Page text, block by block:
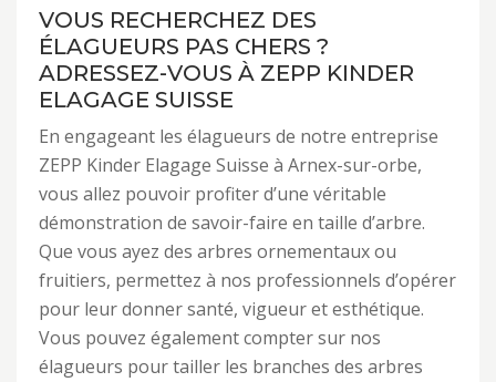
VOUS RECHERCHEZ DES
ÉLAGUEURS PAS CHERS ?
ADRESSEZ-VOUS À ZEPP KINDER
ELAGAGE SUISSE
En engageant les élagueurs de notre entreprise
ZEPP Kinder Elagage Suisse à Arnex-sur-orbe,
vous allez pouvoir profiter d’une véritable
démonstration de savoir-faire en taille d’arbre.
Que vous ayez des arbres ornementaux ou
fruitiers, permettez à nos professionnels d’opérer
pour leur donner santé, vigueur et esthétique.
Vous pouvez également compter sur nos
élagueurs pour tailler les branches des arbres